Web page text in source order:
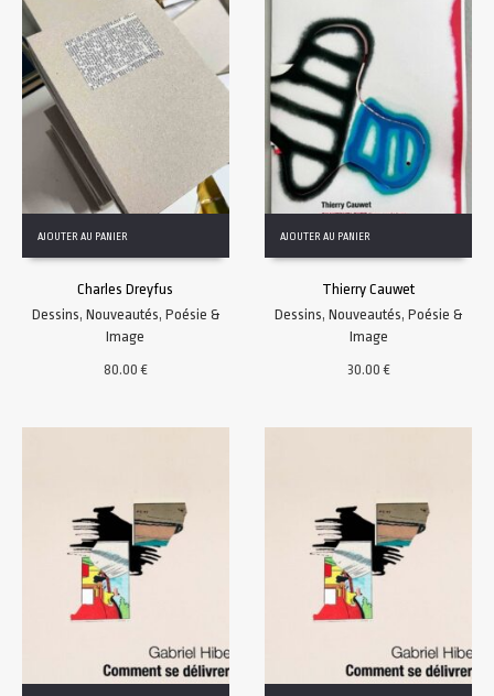
AJOUTER AU PANIER
Charles Dreyfus
Dessins, Nouveautés, Poésie &
Image
80.00€
AJOUTER AU PANIER
Thierry Cauwet
Dessins,Nouveautés,Poésie &
Image
30.00€